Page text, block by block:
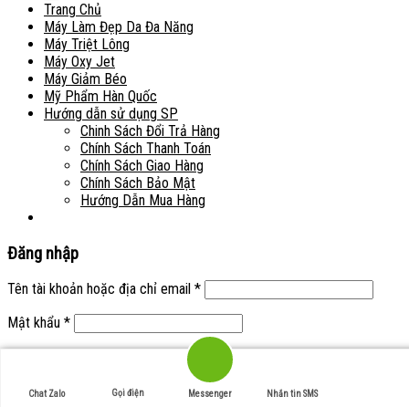
Trang Chủ
Máy Làm Đẹp Da Đa Năng
Máy Triệt Lông
Máy Oxy Jet
Máy Giảm Béo
Mỹ Phẩm Hàn Quốc
Hướng dẫn sử dụng SP
Chinh Sách Đổi Trả Hàng
Chính Sách Thanh Toán
Chính Sách Giao Hàng
Chính Sách Bảo Mật
Hướng Dẫn Mua Hàng
Chat Zalo Gọi điện Messenger Nhắn tin SMS
Đăng nhập
Tên tài khoản hoặc địa chỉ email *
Mật khẩu *
Đăng nhập
Quên mật khẩu?